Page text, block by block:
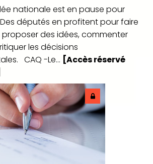
nationale est en pause pour
députés en profitent pour faire
des idées, commenter
les décisions
CAQ -Le... [Accès réservé